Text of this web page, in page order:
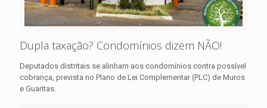
Dupla taxação? Condomínios dizem NÃO!
Deputados distritais se alinham aos condomínios contra possível
cobrança, prevista no Plano de Lei Complementar (PLC) de Muros
e Guaritas.